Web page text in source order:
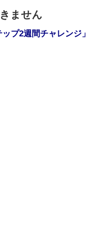
ません
プ2週間チャレンジ」